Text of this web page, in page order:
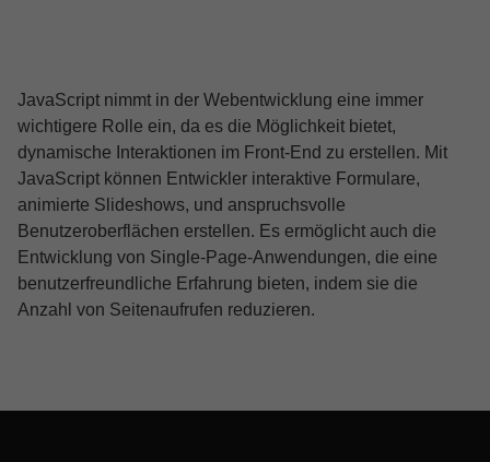
JavaScript nimmt in der Webentwicklung eine immer
wichtigere Rolle ein, da es die Möglichkeit bietet,
dynamische Interaktionen im Front-End zu erstellen. Mit
JavaScript können Entwickler interaktive Formulare,
animierte Slideshows, und anspruchsvolle
Benutzeroberflächen erstellen. Es ermöglicht auch die
Entwicklung von Single-Page-Anwendungen, die eine
benutzerfreundliche Erfahrung bieten, indem sie die
Anzahl von Seitenaufrufen reduzieren.